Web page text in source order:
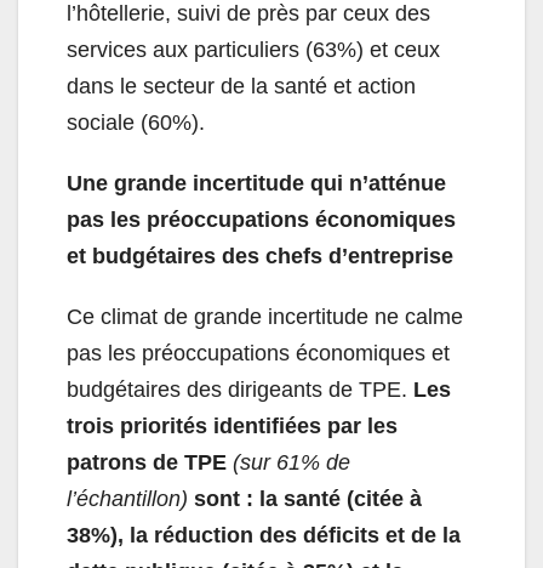
l’hôtellerie, suivi de près par ceux des
services aux particuliers (63%) et ceux
dans le secteur de la santé et action
sociale (60%).
Une grande incertitude qui n’atténue
pas les préoccupations économiques
et budgétaires des chefs d’entreprise
Ce climat de grande incertitude ne calme
pas les préoccupations économiques et
budgétaires des dirigeants de TPE. Les
trois priorités identifiées par les
patrons de TPE (sur 61% de
l’échantillon) sont : la santé (citée à
38%), la réduction des déficits et de la